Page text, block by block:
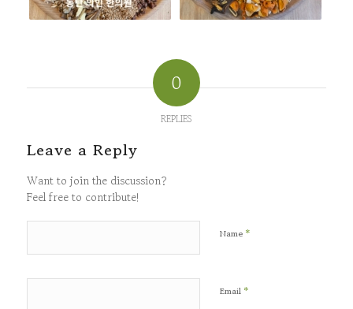
0
REPLIES
Leave a Reply
Want to join the discussion?
Feel free to contribute!
Name *
Email *